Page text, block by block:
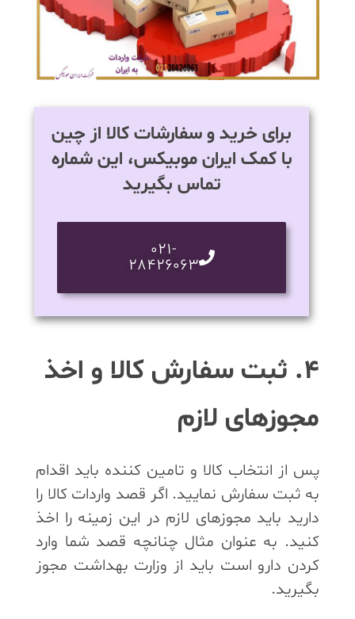
برای خرید و سفارشات کالا از چین
با کمک ایران موبیکس، این شماره
تماس بگیرید
021-
28426063
4. ثبت سفارش کالا و اخذ
مجوزهای لازم
پس از انتخاب کالا و تامین کننده باید اقدام
به ثبت سفارش نمایید. اگر قصد واردات کالا را
دارید باید مجوزهای لازم در این زمینه را اخذ
کنید. به عنوان مثال چنانچه قصد شما وارد
کردن دارو است باید از وزارت بهداشت مجوز
بگیرید.